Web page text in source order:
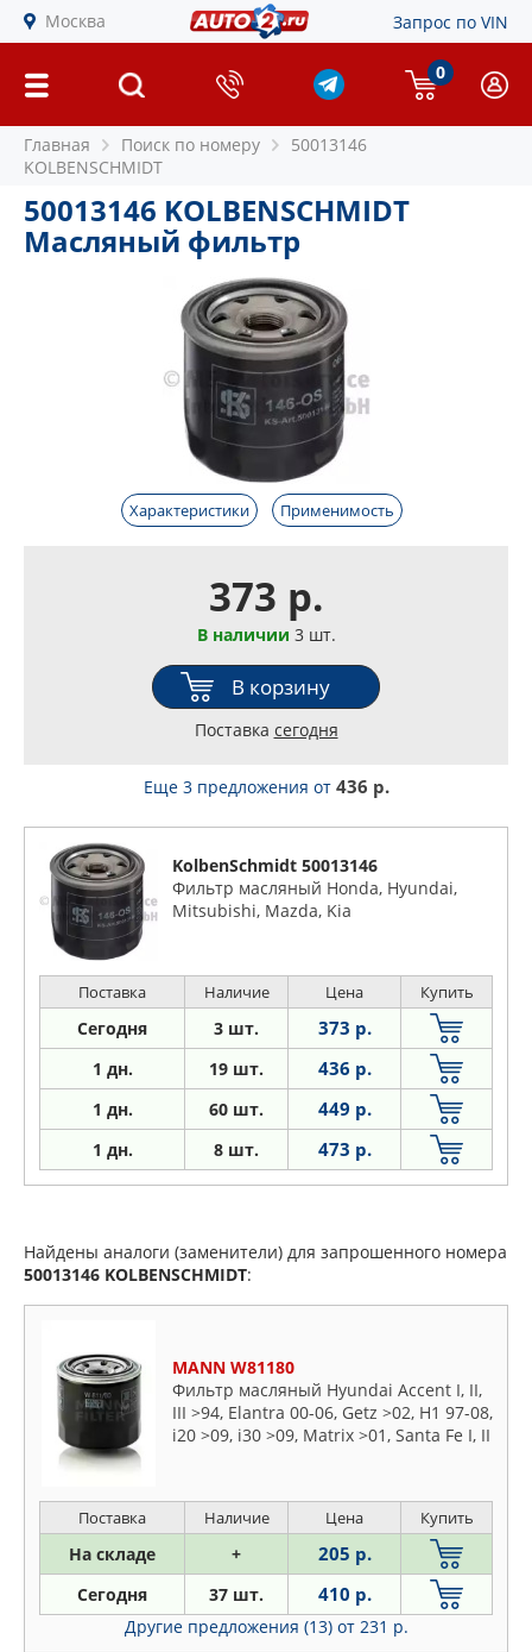
Москва Запрос по VIN
0
Главная Поиск по номеру
50013146
KOLBENSCHMIDT
50013146 KOLBENSCHMIDT
Масляный фильтр
Характеристики Применимость
373 р.
В наличии 3 шт.
В корзину
Поставка сегодня
Еще 3 предложения от 436 р.
KolbenSchmidt 50013146
Фильтр масляный Honda, Hyundai,
Mitsubishi, Mazda, Kia
Поставка Наличие Цена Купить
Сегодня 3 шт. 373 р.
1 дн. 19 шт. 436 р.
1 дн. 60 шт. 449 р.
1 дн. 8 шт. 473 р.
Найдены аналоги (заменители) для запрошенного номера
50013146 KOLBENSCHMIDT:
MANN W81180
Фильтр масляный Hyundai Accent I, II,
III >94, Elantra 00-06, Getz >02, H1 97-08,
i20 >09, i30 >09, Matrix >01, Santa Fe I, II
Поставка Наличие Цена Купить
На складе + 205 р.
Сегодня 37 шт. 410 р.
Другие предложения (13) от 231 р.